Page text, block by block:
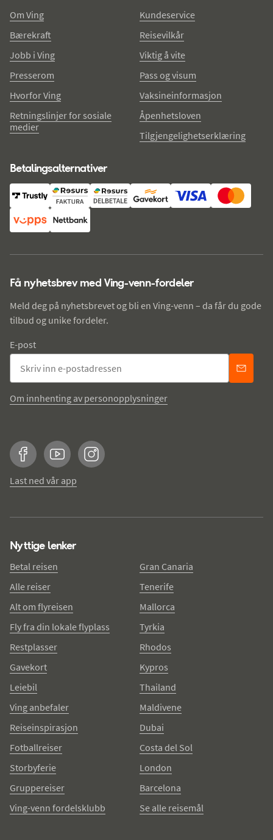
Om Ving
Bærekraft
Jobb i Ving
Presserom
Hvorfor Ving
Retningslinjer for sosiale
medier
Kundeservice
Reisevilkår
Viktig å vite
Pass og visum
Vaksineinformasjon
Åpenhetsloven
Tilgjengelighetserklæring
Betalingsalternativer
Få nyhetsbrev med Ving-venn-fordeler
Meld deg på nyhetsbrevet og bli en Ving-venn – da får du gode
tilbud og unike fordeler.
E-post
Om innhenting av personopplysninger
FacebookYouTubeInstagram
Last ned vår app
Nyttige lenker
Betal reisen
Alle reiser
Alt om flyreisen
Fly fra din lokale flyplass
Restplasser
Gavekort
Leiebil
Ving anbefaler
Reiseinspirasjon
Fotballreiser
Storbyferie
Gruppereiser
Ving-venn fordelsklubb
Gran Canaria
Tenerife
Mallorca
Tyrkia
Rhodos
Kypros
Thailand
Maldivene
Dubai
Costa del Sol
London
Barcelona
Se alle reisemål